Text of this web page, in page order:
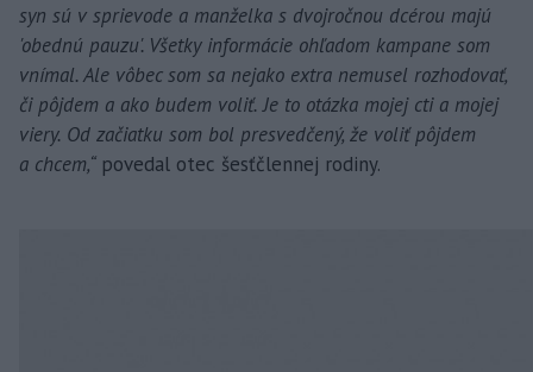
syn sú v sprievode a manželka s dvojročnou dcérou majú
'obednú pauzu'. Všetky informácie ohľadom kampane som
vnímal. Ale vôbec som sa nejako extra nemusel rozhodovať,
či pôjdem a ako budem voliť. Je to otázka mojej cti a mojej
viery. Od začiatku som bol presvedčený, že voliť pôjdem
a chcem,“ povedal otec šesťčlennej rodiny.